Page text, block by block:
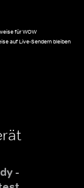
für WOW
auf Live-Sendern bleiben
-